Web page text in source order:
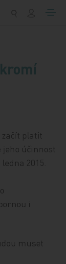
začít platit
jeho účinnost
2015.
i
muset